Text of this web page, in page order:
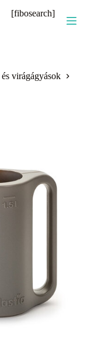
[fibosearch]
virágágyások